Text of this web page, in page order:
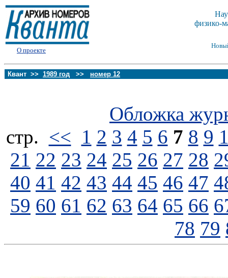
О проекте
физико-
Квант >> 1989 год >> номер 12
Обложка
стp. << 1 2 3 4 5 6 7 8 9
21 22 23 24 25 26 27 28
40 41 42 43 44 45 46 47
59 60 61 62 63 64 65 66
78 79